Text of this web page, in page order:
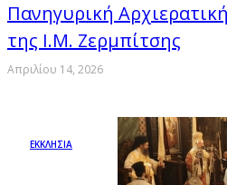
Πανηγυρική
της Ι.Μ. Ζερμπίτσης
Απριλίου 14, 2026
ΕΚΚΛΗΣΙΑ